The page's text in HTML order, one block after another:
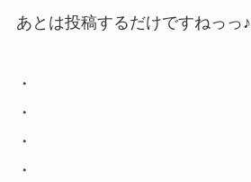
あとは投稿するだけですねっっ♪
・
・
・
・